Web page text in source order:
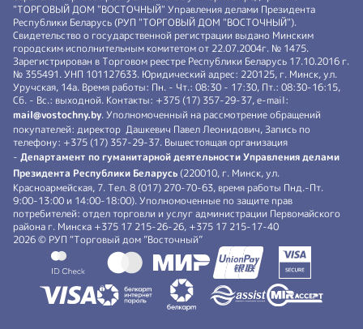
"ТОРГОВЫЙ ДОМ "ВОСТОЧНЫЙ" Управления делами Президента
Республики Беларусь (РУП "ТОРГОВЫЙ ДОМ "ВОСТОЧНЫЙ").
Свидетельство о государственной регистрации выдано Минским
городским исполнительным комитетом от 22.07.2004г. № 1475.
Зарегистрирован в Торговом реестре Республики Беларусь 17.10.2016 г.
№ 355491. УНП 101127633. Юридический адрес: 220125, г. Минск, ул.
Уручская, 14а. Время работы: Пн. - Чт.: 08:30 - 17:30, Пт.: 08:30-16:15,
Сб. - Вс.: выходной. Контакты: +375 (17) 357-29-37, e-mail:
mail@vostochny.by. Уполномоченный на рассмотрение обращений
покупателей: директор Дашкевич Павел Леонидович, Запись по
телефону: +375 (17) 357-29-37. Вышестоящая организация
- Департамент по гуманитарной деятельности Управления делами
Президента Республики Беларусь (220010, г. Минск, ул.
Красноармейская, 7. Тел. 8 (017) 270-70-63, время работы Пнд.-Пт.
9:00-13:00 и 14:00-18:00). Уполномоченные по защите прав
потребителей: отдел торговли и услуг администрации Первомайского
района г. Минска +375 17 215-26-26, +375 17 215-17-40
2026 © РУП “Торговый дом ”Восточный”